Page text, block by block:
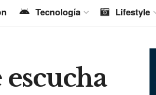
Tecnología Lifestyle